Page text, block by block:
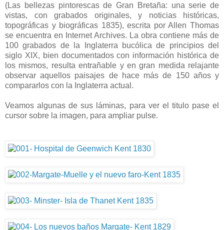
(Las bellezas pintorescas de Gran Bretaña: una serie de
vistas, con grabados originales, y noticias históricas,
topográficas y biográficas 1835), escrita por Allen Thomas
se encuentra en Internet Archives. La obra contiene más de
100 grabados de la Inglaterra bucólica de principios del
siglo XIX, bien documentados con información histórica de
los mismos, resulta entrañable y en gran medida relajante
observar aquellos paisajes de hace más de 150 años y
compararlos con la Inglaterra actual.
Veamos algunas de sus láminas, para ver el titulo pase el
cursor sobre la imagen, para ampliar pulse.